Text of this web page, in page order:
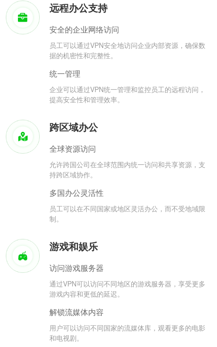
远程办公支持
安全的企业网络访问
员工可以通过VPN安全地访问企业内部资源，确保数
据的机密性和完整性。
统一管理
企业可以通过VPN统一管理和监控员工的远程访问，
提高安全性和管理效率。
跨区域办公
全球资源访问
允许跨国公司在全球范围内统一访问和共享资源，支
持跨区域协作。
多国办公灵活性
员工可以在不同国家或地区灵活办公，而不受地域限
制。
游戏和娱乐
访问游戏服务器
通过VPN可以访问不同地区的游戏服务器，享受更多
游戏内容和更低的延迟。
解锁流媒体内容
用户可以访问不同国家的流媒体库，观看更多的电影
和电视剧。